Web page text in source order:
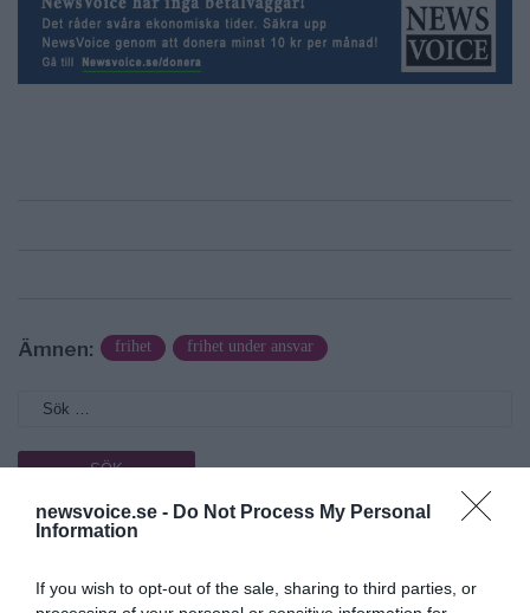
newsvoice.se - Do Not Process My Personal
Information
If you wish to opt-out of the sale, sharing to third parties, or
Ämnen: frihet frihet under ansvar
Prenumerera på vårt nyhetsbrev
Få NewsVoice nyhets-mail